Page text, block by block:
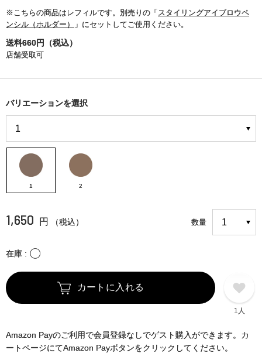
※こちらの商品はレフィルです。別売りの「 スタイリングアイブロウペ
ンシル（ホルダー）
」にセットしてご使用ください。
送料660円（税込）
店舗受取可
バリエーションを選択
1 2
1,650 円 （税込） 数量
在庫 〇
カートに入れる
1人
Amazon Payのご利用で会員登録なしでゲスト購入ができます。カ
ートページにてAmazon Payボタンをクリックしてください。